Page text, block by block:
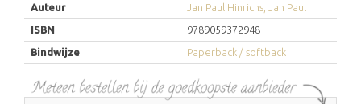
Auteur
Jan Paul Hinrichs, Jan Paul
ISBN
9789059372948
Bindwijze
Paperback / softback